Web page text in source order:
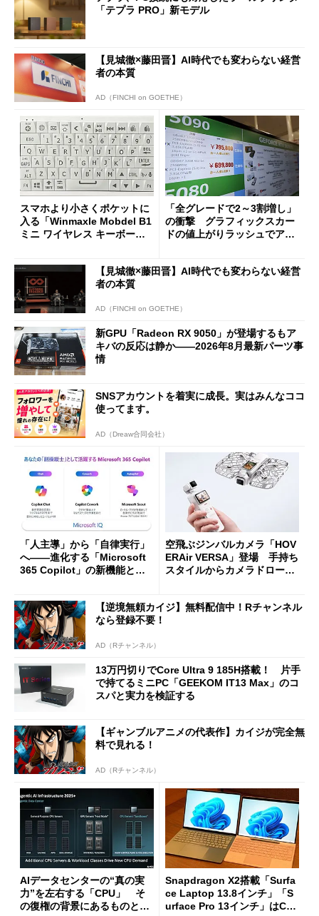
「テプラ PRO」新モデル
【見城徹×藤田晋】AI時代でも変わらない経営
者の本質
AD（FINCHI on GOETHE）
スマホより小さくポケットに
入る「Winmaxle Mobdel B1
ミニ ワイヤレス キーボー
「全グレードで2～3割増し」
の衝撃 グラフィックスカー
ドの値上がりラッシュでアキ
【見城徹×藤田晋】AI時代でも変わらない経営
者の本質
AD（FINCHI on GOETHE）
新GPU「Radeon RX 9050」が登場するもア
キバの反応は静か――2026年8月最新パーツ事
情
SNSアカウントを着実に成長。実はみんなココ
使ってます。
AD（Dreaw合同会社）
「人主導」から「自律実行」
へ――進化する「Microsoft
365 Copilot」の新機能とエ
空飛ぶジンバルカメラ「HOV
ERAir VERSA」登場 手持ち
スタイルからカメラドローン
【逆境無頼カイジ】無料配信中！Rチャンネル
なら登録不要！
AD（Rチャンネル）
13万円切りでCore Ultra 9 185H搭載！ 片手
で持てるミニPC「GEEKOM IT13 Max」のコ
スパと実力を検証する
【ギャンブルアニメの代表作】カイジが完全無
料で見れる！
AD（Rチャンネル）
AIデータセンターの“真の実
力”を左右する「CPU」 そ
の復権の背景にあるものと
Snapdragon X2搭載「Surfa
ce Laptop 13.8インチ」「S
urface Pro 13インチ」はCop